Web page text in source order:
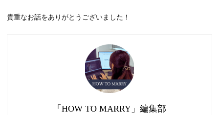
貴重なお話をありがとうございました！
「HOW TO MARRY」編集部